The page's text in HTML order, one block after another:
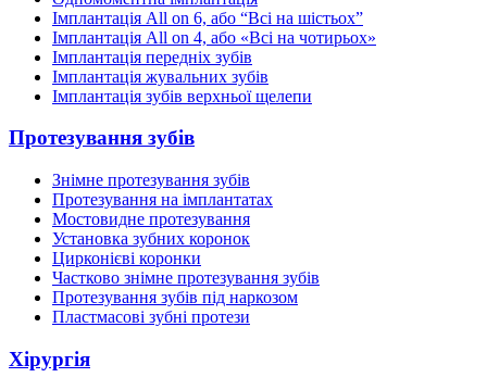
Імплантація All on 6, або “Всі на шістьох”
Імплантація All on 4, або «Всі на чотирьох»
Імплантація передніх зубів
Імплантація жувальних зубів
Імплантація зубів верхньої щелепи
Протезування зубів
Знімне протезування зубів
Протезування на імплантатах
Мостовидне протезування
Установка зубних коронок
Цирконієві коронки
Частково знімне протезування зубів
Протезування зубів під наркозом
Пластмасові зубні протези
Хірургія